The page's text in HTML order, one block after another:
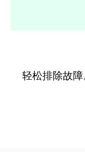
轻松排除故障